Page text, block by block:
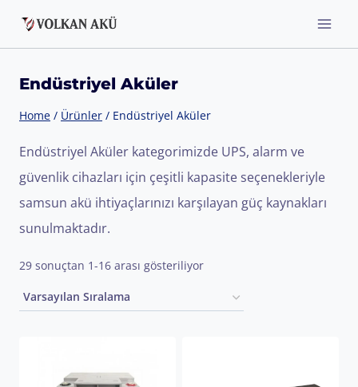
Endüstriyel Aküler
Home / Ürünler / Endüstriyel Aküler
Endüstriyel Aküler kategorimizde UPS, alarm ve
güvenlik cihazları için çeşitli kapasite seçenekleriyle
samsun akü ihtiyaçlarınızı karşılayan güç kaynakları
sunulmaktadır.
29 sonuçtan 1-16 arası gösteriliyor